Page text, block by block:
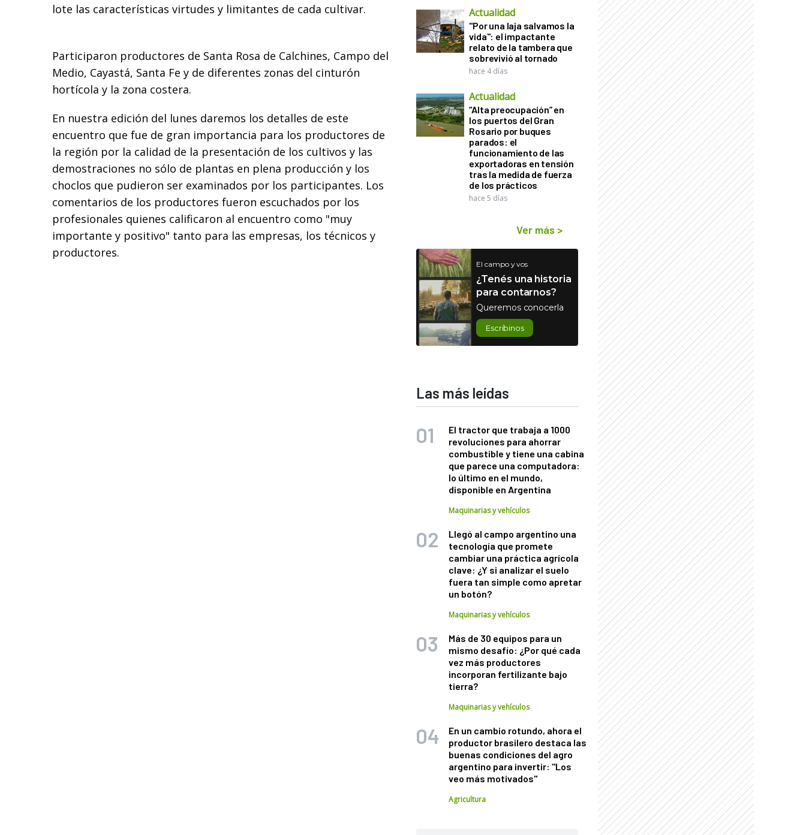
lote las características virtudes y limitantes de cada cultivar.
Participaron productores de Santa Rosa de Calchines, Campo del
Medio, Cayastá, Santa Fe y de diferentes zonas del cinturón
hortícola y la zona costera.
En nuestra edición del lunes daremos los detalles de este
encuentro que fue de gran importancia para los productores de
la región por la calidad de la presentación de los cultivos y las
demostraciones no sólo de plantas en plena producción y los
choclos que pudieron ser examinados por los participantes. Los
comentarios de los productores fueron escuchados por los
profesionales quienes calificaron al encuentro como "muy
importante y positivo" tanto para las empresas, los técnicos y
productores.
Actualidad
"Por una laja salvamos la
vida": el impactante
relato de la tambera que
sobrevivió al tornado
hace 4 días
Actualidad
“Alta preocupación” en
los puertos del Gran
Rosario por buques
parados: el
funcionamiento de las
exportadoras en tensión
tras la medida de fuerza
de los prácticos
hace 5 días
Ver más >
El campo y vos
¿Tenés una historia
para contarnos?
Queremos conocerla
Escribinos
Las más leídas
El tractor que trabaja a 1000
revoluciones para ahorrar
combustible y tiene una cabina
que parece una computadora:
lo último en el mundo,
disponible en Argentina
Maquinarias y vehículos
Llegó al campo argentino una
tecnología que promete
cambiar una práctica agrícola
clave: ¿Y si analizar el suelo
fuera tan simple como apretar
un botón?
Maquinarias y vehículos
Más de 30 equipos para un
mismo desafío: ¿Por qué cada
vez más productores
incorporan fertilizante bajo
tierra?
Maquinarias y vehículos
En un cambio rotundo, ahora el
productor brasilero destaca las
buenas condiciones del agro
argentino para invertir: "Los
veo más motivados"
Agricultura